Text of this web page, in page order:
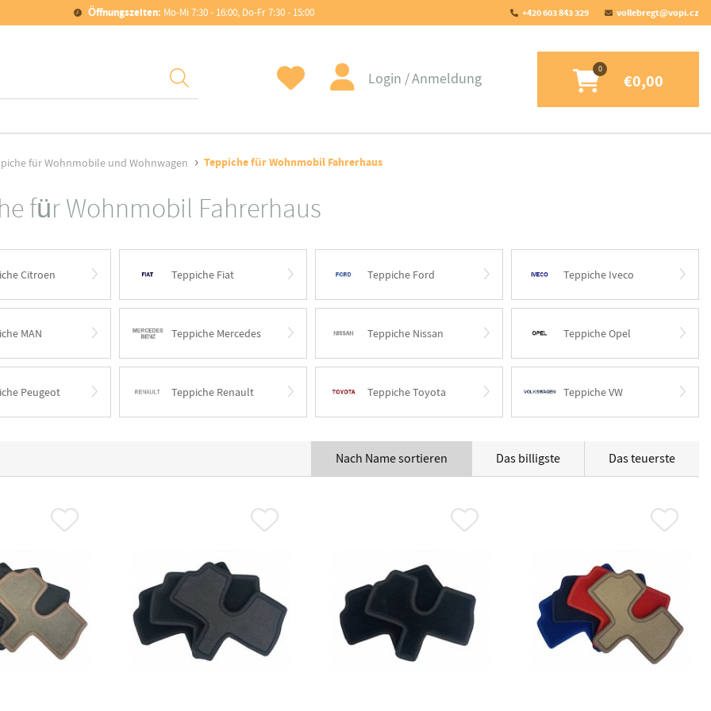
Öffnungszeiten: Mo-Mi 7:30 - 16:00, Do-Fr 7:30 - 15:00 +420 603 843 329 vollebregt@vopi.cz
Login Anmeldung €0,00
für Wohnmobile und Wohnwagen Teppiche für Wohnmobil Fahrerhaus
für Wohnmobil Fahrerhaus
Citroen Teppiche Fiat Teppiche Ford Teppiche Iveco
MAN Teppiche Mercedes Teppiche Nissan Teppiche Opel
Peugeot Teppiche Renault Teppiche Toyota Teppiche VW
Nach Name sortieren Das billigste Das teuerste